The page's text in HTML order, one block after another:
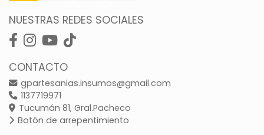
NUESTRAS REDES SOCIALES
CONTACTO
gpartesanias.insumos@gmail.com
1137719971
Tucumán 81, Gral.Pacheco
Botón de arrepentimiento